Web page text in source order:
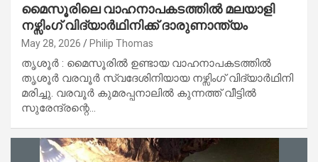
മൈസൂരിലെ വാഹനാപകടത്തിൽ മലയാളി
നഴ്സിംഗ് വിദ്യാർഥിനിക്ക് ദാരുണാന്ത്യം
May 28, 2026 Philip Thomas
തൃശൂർ : മൈസൂരിൽ ഉണ്ടായ വാഹനാപകടത്തിൽ
തൃശൂർ വരവൂർ സ്വദേശിനിയായ നഴ്സിംഗ് വിദ്യാർഥിനി
മരിച്ചു. വരവൂർ കുമരപ്പനാലിൽ കുന്നത്ത് വീട്ടിൽ
സുരേന്ദ്രന്റെ…